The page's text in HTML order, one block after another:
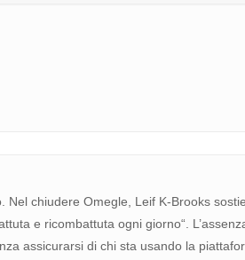
chiudere Omegle, Leif K-Brooks
e ricombattuta ogni giorno“.
assicurarsi di chi sta usando la